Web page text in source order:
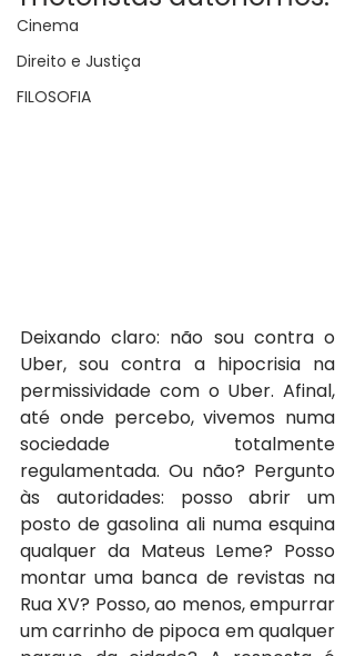
Cinema
Direito e Justiça
FILOSOFIA
Deixando claro: não sou contra o
Uber, sou contra a hipocrisia na
permissividade com o Uber. Afinal,
até onde percebo, vivemos numa
sociedade totalmente
regulamentada. Ou não? Pergunto
às autoridades: posso abrir um
posto de gasolina ali numa esquina
qualquer da Mateus Leme? Posso
montar uma banca de revistas na
Rua XV? Posso, ao menos, empurrar
um carrinho de pipoca em qualquer